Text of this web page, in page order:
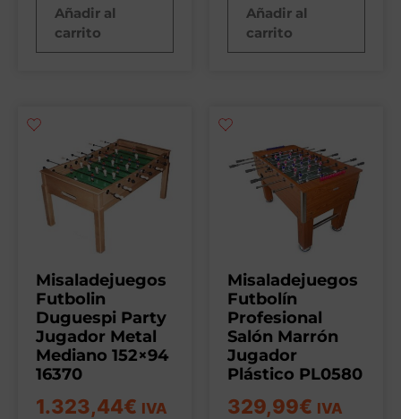
Añadir al
carrito
Añadir al
carrito
Misaladejuegos
Futbolin
Duguespi Party
Jugador Metal
Mediano 152×94
16370
1.323,44€ IVA
Misaladejuegos
Futbolín
Profesional
Salón Marrón
Jugador
Plástico PL0580
329,99€ IVA